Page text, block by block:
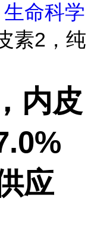
生命科学
素2，纯
内皮
应